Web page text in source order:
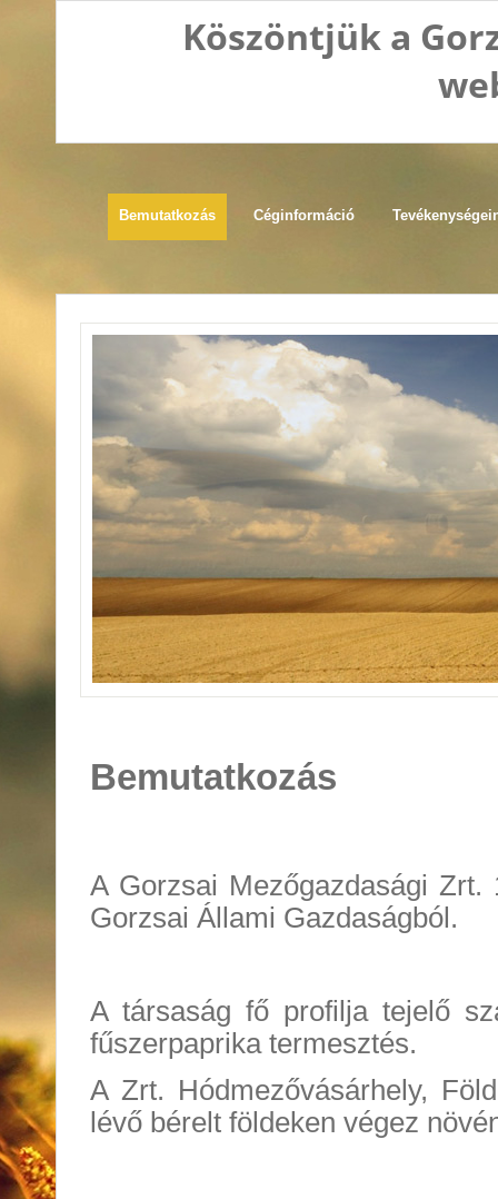
Köszöntjük a
Bemutatkozás Céginformáció
Bemutatkozás
A Gorzsai Mezőgazdasági
Gorzsai Állami Gazdaságból.
A társaság fő profilja tejelő
fűszerpaprika termesztés.
A Zrt. Hódmezővásárhely,
lévő bérelt földeken végez